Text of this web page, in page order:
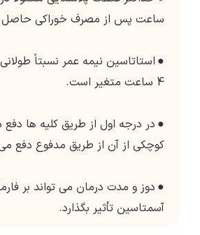
ساعت پس از مصرف خوراکی حاصل
●
4 ساعت متغیر است.
●در درجه اول از طریق کلیه ها
کوچکی از آن از طریق مدفوع دفع
●دوز و مدت درمان می تواند بر
آسمتاسین تأثیر بگذارد.